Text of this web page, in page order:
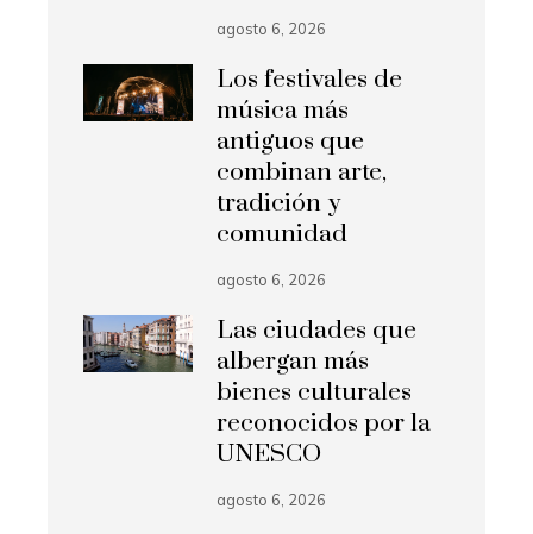
agosto 6, 2026
Los festivales de
música más
antiguos que
combinan arte,
tradición y
comunidad
agosto 6, 2026
Las ciudades que
albergan más
bienes culturales
reconocidos por la
UNESCO
agosto 6, 2026